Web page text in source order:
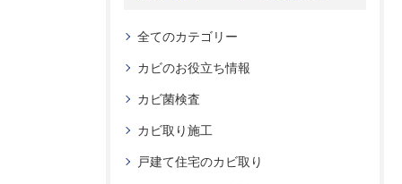
全てのカテゴリー
カビのお役立ち情報
カビ菌検査
カビ取り施工
戸建て住宅のカビ取り